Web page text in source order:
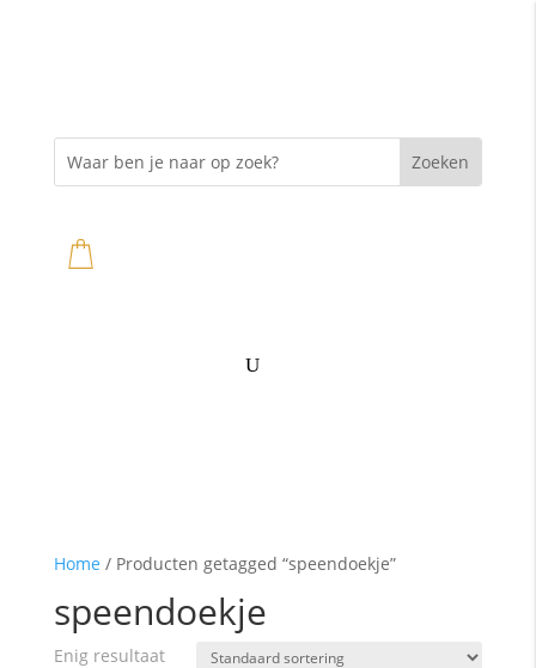
Home / Producten getagged “speendoekje”
speendoekje
Enig resultaat